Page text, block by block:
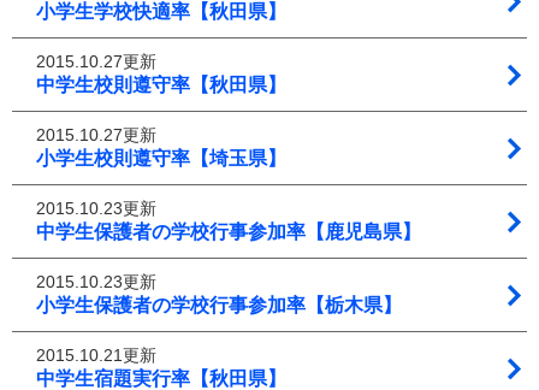
小学生学校快適率【秋田県】
2015.10.27更新
中学生校則遵守率【秋田県】
2015.10.27更新
小学生校則遵守率【埼玉県】
2015.10.23更新
中学生保護者の学校行事参加率【鹿児島県】
2015.10.23更新
小学生保護者の学校行事参加率【栃木県】
2015.10.21更新
中学生宿題実行率【秋田県】